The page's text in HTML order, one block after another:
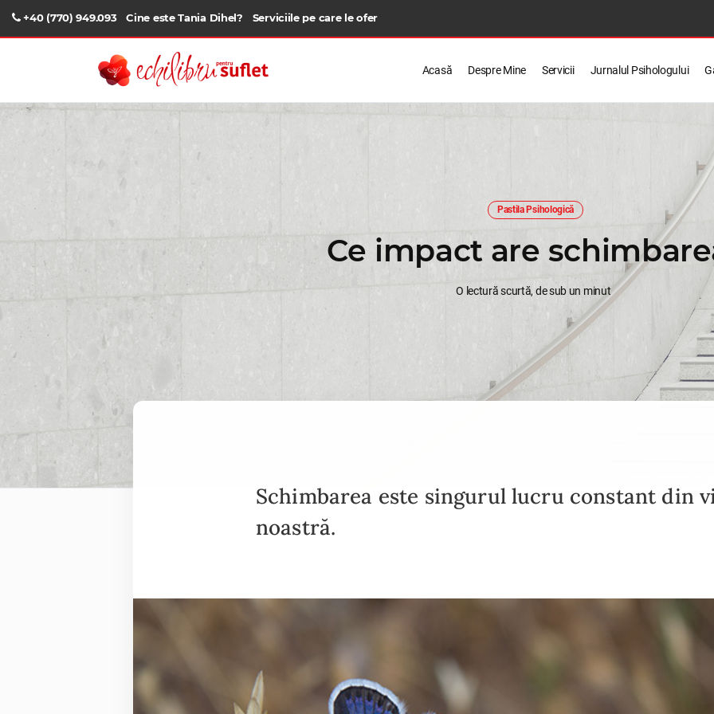
+40 (770) 949.093 Cine este Tania Dihel? Serviciile pe care le ofer
Acasă Despre Mine Servicii Jurnalul Psihologului
Pastila Psihologică
Ce impact are
O lectură scurtă, de sub un minut
Schimbarea este singurul lucru constant din
noastră.